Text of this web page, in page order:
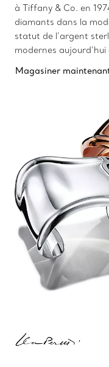
à Tiffany & Co. en
diamants dans la
statut de l’argent
modernes
Magasiner